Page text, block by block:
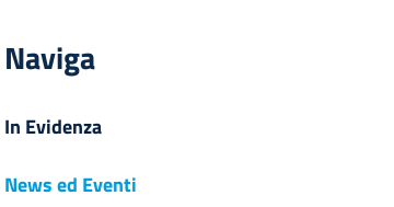
Naviga
In Evidenza
News ed Eventi